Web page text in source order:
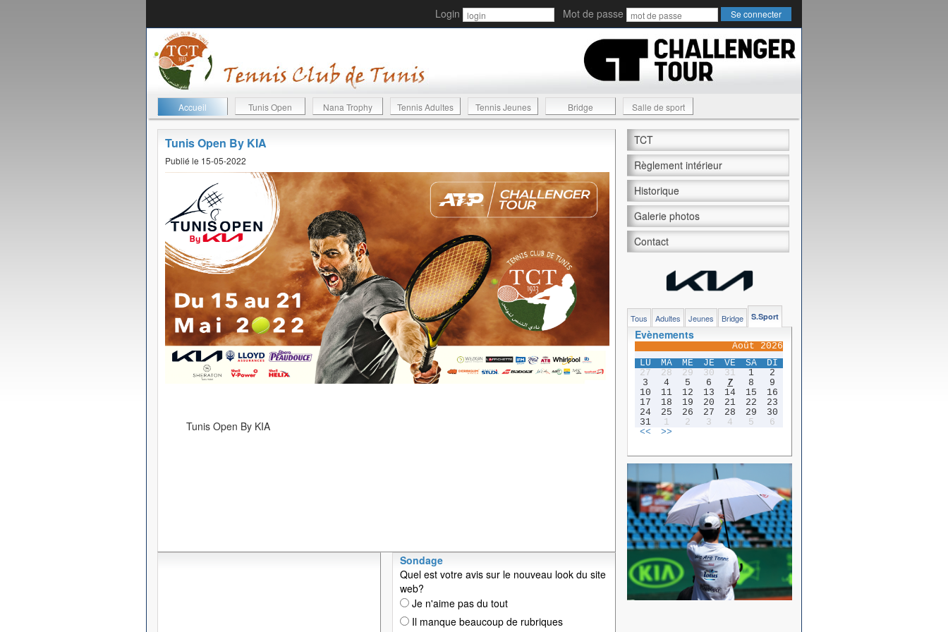
Login Mot de passe
Accueil Tunis Open Nana Trophy Tennis Adultes Tennis Jeunes Bridge Salle de sport
Tunis Open By KIA
Publié le 15-05-2022
Tunis Open By KIA
Sondage
Quel est votre avis sur le nouveau look du site
web?
Je n'aime pas du tout
Il manque beaucoup de rubriques
TCT
Règlement intérieur
Historique
Galerie photos
Contact
Tous Adultes Jeunes Bridge S.Sport
Evènements
Août 2026
LU
MA ME JE VE SA
DI
27
28 29 30 31 1
2
3
4 5 6 7 8
9
10
11 12 13 14 15
16
17
18 19 20 21 22
23
24
25 26 27 28 29
30
31
1 2 3 4 5
6
<<
>>